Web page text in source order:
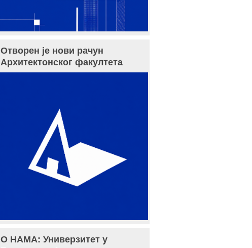
Отворен је нови рачун
Архитектонског факултета
О НАМА: Универзитет у